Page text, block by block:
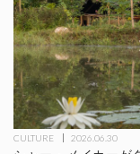
CULTURE 2026.06.30